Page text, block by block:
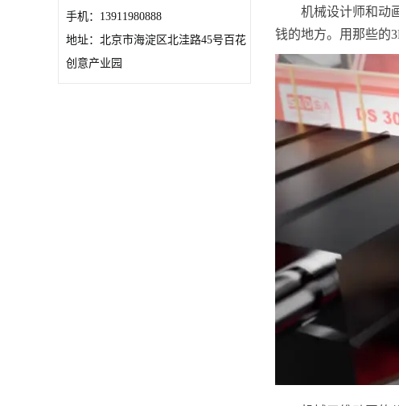
手机：13911980888
地址：北京市海淀区北洼路45号百花
创意产业园
机械设计师和动
钱的地方。用那些的